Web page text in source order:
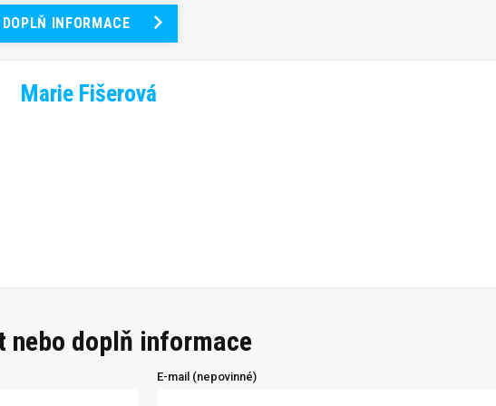
INFORMACE
Marie Fišerová
nebo doplň informace
E-mail (nepovinné)